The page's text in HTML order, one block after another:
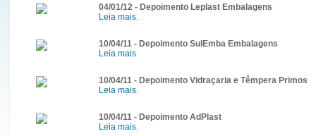
04/01/12 - Depoimento Leplast Embalagens
Leia mais.
10/04/11 - Depoimento SulEmba Embalagens
Leia mais.
10/04/11 - Depoimento Vidraçaria e Têmpera Primos
Leia mais.
10/04/11 - Depoimento AdPlast
Leia mais.